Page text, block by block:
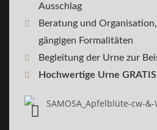
Ausschlag
Beratung und
gängigen Formalitäten
Begleitung der Urne zur
Hochwertige Urne